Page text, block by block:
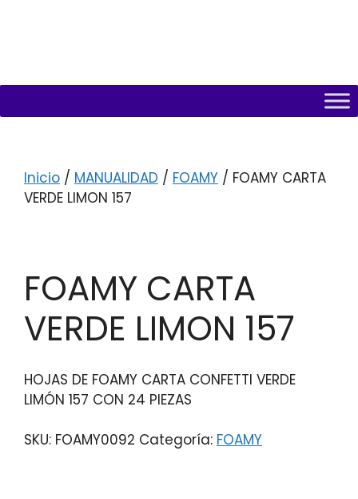
Inicio / MANUALIDAD / FOAMY / FOAMY CARTA
VERDE LIMON 157
FOAMY CARTA
VERDE LIMON 157
HOJAS DE FOAMY CARTA CONFETTI VERDE
LIMÓN 157 CON 24 PIEZAS
SKU: FOAMY0092 Categoría: FOAMY